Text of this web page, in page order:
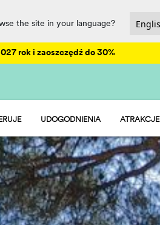
the site in your language?
rok i zaoszczędź do 30%
UDOGODNIENIA
PARK WODNY
RESTAURACJE I SKLEPY
SPORT I WELLNESS
ZABAWA
PET FRIENDLY
ATRAKCJE